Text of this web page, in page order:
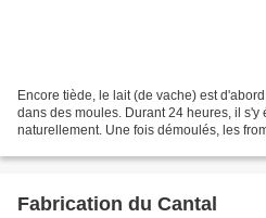
Encore tiède, le lait (de vache) est
dans des moules. Durant 24 heures, il s'y
naturellement. Une fois démoulés, les
Fabrication du Cantal